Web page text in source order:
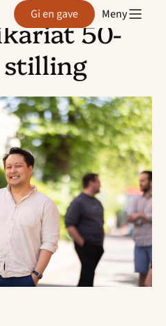
Gi en gave Meny
50-
stilling